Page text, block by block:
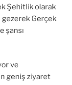
Şehitlik olarak
Gerçek
şansı
ve
geniş ziyaret